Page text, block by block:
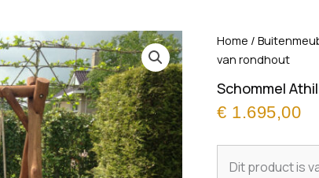
Home /
van rondhout
Schommel
€ 1.695,00
Dit product is